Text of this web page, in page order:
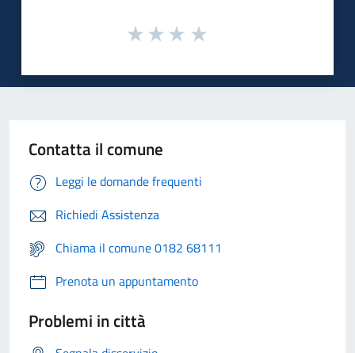
Contatta il comune
Leggi le domande frequenti
Richiedi Assistenza
Chiama il comune 0182 68111
Prenota un appuntamento
Problemi in città